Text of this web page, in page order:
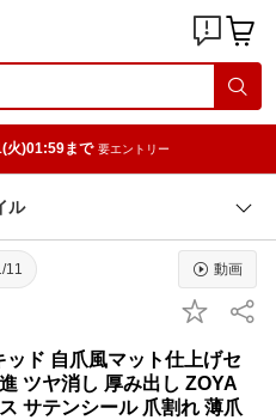
火)01:59まで 要エントリー
ル
11 動画
ド 自爪風マット仕上げセ
ツヤ消し 厚み出し ZOYA
サテンシール 爪割れ 薄爪